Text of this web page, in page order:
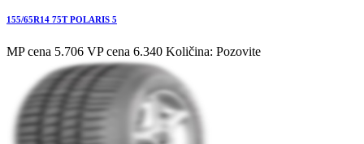
155/65R14 75T POLARIS 5
MP cena 5.706 VP cena 6.340 Količina: Pozovite